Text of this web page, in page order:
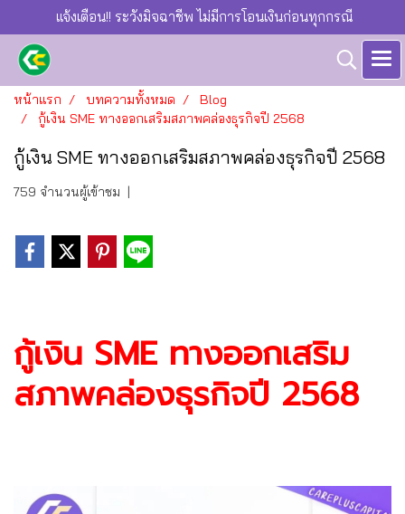
แจ้งเตือน!! ระวังมิจฉาชีพ ไม่มีการโอนเงินก่อนทุกกรณี
หน้าแรก บทความทั้งหมด
Blog
กู้เงิน SME ทางออกเสริมสภาพคล่องธุรกิจปี 2568
กู้เงิน SME ทางออกเสริมสภาพคล่องธุรกิจปี 2568
759 จำนวนผู้เข้าชม |
กู้เงิน SME ทางออกเสริม
สภาพคล่องธุรกิจปี 2568